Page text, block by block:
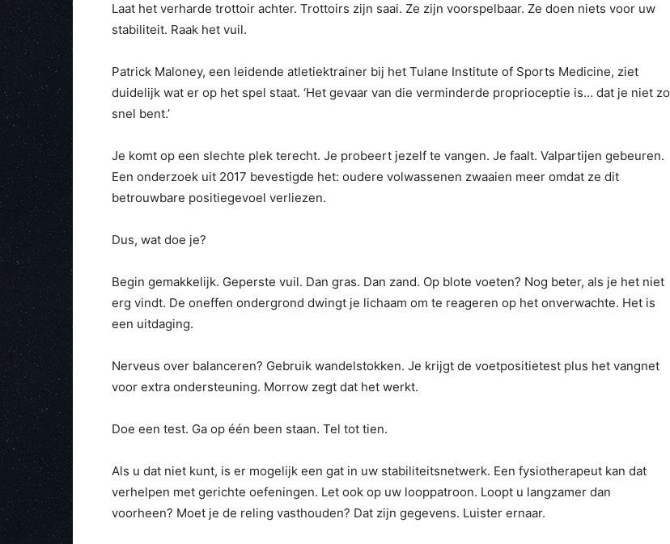
Laat het verharde trottoir achter. Trottoirs zijn saai. Ze zijn voorspelbaar. Ze doen niets voor uw
stabiliteit. Raak het vuil.
Patrick Maloney, een leidende atletiektrainer bij het Tulane Institute of Sports Medicine, ziet
duidelijk wat er op het spel staat. ‘Het gevaar van die verminderde proprioceptie is… dat je niet zo
snel bent.’
Je komt op een slechte plek terecht. Je probeert jezelf te vangen. Je faalt. Valpartijen gebeuren.
Een onderzoek uit 2017 bevestigde het: oudere volwassenen zwaaien meer omdat ze dit
betrouwbare positiegevoel verliezen.
Dus, wat doe je?
Begin gemakkelijk. Geperste vuil. Dan gras. Dan zand. Op blote voeten? Nog beter, als je het niet
erg vindt. De oneffen ondergrond dwingt je lichaam om te reageren op het onverwachte. Het is
een uitdaging.
Nerveus over balanceren? Gebruik wandelstokken. Je krijgt de voetpositietest plus het vangnet
voor extra ondersteuning. Morrow zegt dat het werkt.
Doe een test. Ga op één been staan. Tel tot tien.
Als u dat niet kunt, is er mogelijk een gat in uw stabiliteitsnetwerk. Een fysiotherapeut kan dat
verhelpen met gerichte oefeningen. Let ook op uw looppatroon. Loopt u langzamer dan
voorheen? Moet je de reling vasthouden? Dat zijn gegevens. Luister ernaar.